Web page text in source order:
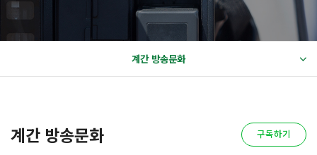
계간 방송문화
계간 방송문화 구독하기